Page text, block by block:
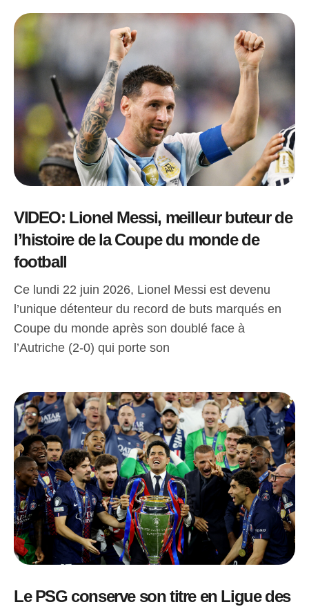
VIDEO: Lionel Messi, meilleur buteur de
l’histoire de la Coupe du monde de
football
Ce lundi 22 juin 2026, Lionel Messi est devenu
l’unique détenteur du record de buts marqués en
Coupe du monde après son doublé face à
l’Autriche (2-0) qui porte son
Le PSG conserve son titre en Ligue des